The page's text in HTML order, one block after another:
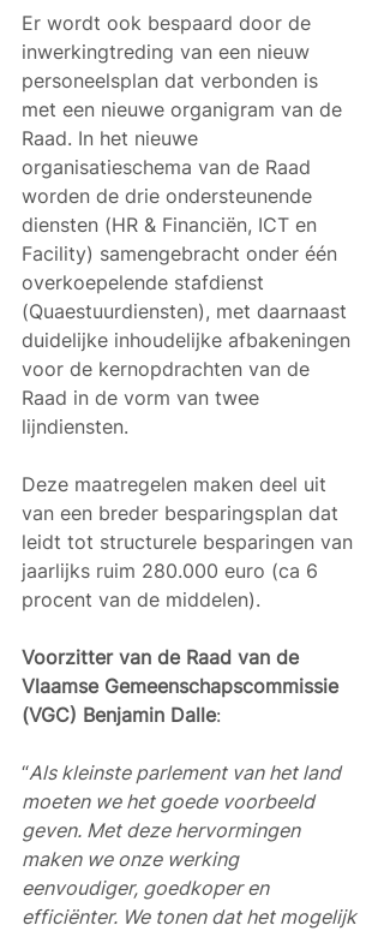
Er wordt ook bespaard door de
inwerkingtreding van een nieuw
personeelsplan dat verbonden is
met een nieuwe organigram van de
Raad. In het nieuwe
organisatieschema van de Raad
worden de drie ondersteunende
diensten (HR & Financiën, ICT en
Facility) samengebracht onder één
overkoepelende stafdienst
(Quaestuurdiensten), met daarnaast
duidelijke inhoudelijke afbakeningen
voor de kernopdrachten van de
Raad in de vorm van twee
lijndiensten.
Deze maatregelen maken deel uit
van een breder besparingsplan dat
leidt tot structurele besparingen van
jaarlijks ruim 280.000 euro (ca 6
procent van de middelen).
Voorzitter van de Raad van de
Vlaamse Gemeenschapscommissie
(VGC) Benjamin Dalle:
“Als kleinste parlement van het land
moeten we het goede voorbeeld
geven. Met deze hervormingen
maken we onze werking
eenvoudiger, goedkoper en
efficiënter. We tonen dat het mogelijk